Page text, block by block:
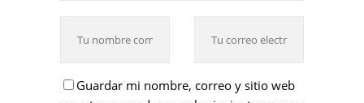
Guardar mi nombre, correo y sitio web